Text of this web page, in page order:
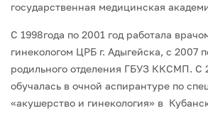
государственная медицинская
С 1998года по 2001 год работала
гинекологом ЦРБ г. Адыгейска, с 2007
родильного отделения ГБУЗ ККСМП. С
обучалась в очной аспирантуре по
«акушерство и гинекология» в